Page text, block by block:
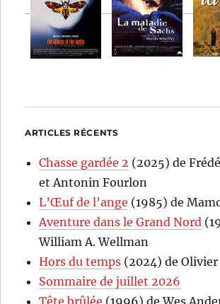
ARTICLES RÉCENTS
Chasse gardée 2 (2025) de
et Antonin Fourlon
L’Œuf de l’ange (1985) de
Aventure dans le Grand Nord
William A. Wellman
Hors du temps (2024) de Olivier
Sommaire de juillet 2026
Tête brûlée (1996) de Wes